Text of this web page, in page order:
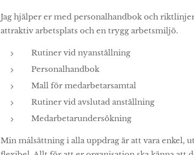
Jag hjälper er med personalhandbok och
attraktiv arbetsplats och en trygg arbetsmiljö.
Rutiner vid nyanställning
Personalhandbok
Mall för medarbetarsamtal
Rutiner vid avslutad anställning
Medarbetarundersökning
Min målsättning i alla uppdrag är att vara enkel,